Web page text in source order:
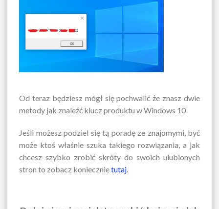
Od teraz będziesz mógł się pochwalić że znasz dwie
metody jak znaleźć klucz produktu w Windows 10
Jeśli możesz podziel się tą poradę ze znajomymi, być
może ktoś właśnie szuka takiego rozwiązania, a jak
chcesz szybko zrobić skróty do swoich ulubionych
stron to zobacz koniecznietutaj